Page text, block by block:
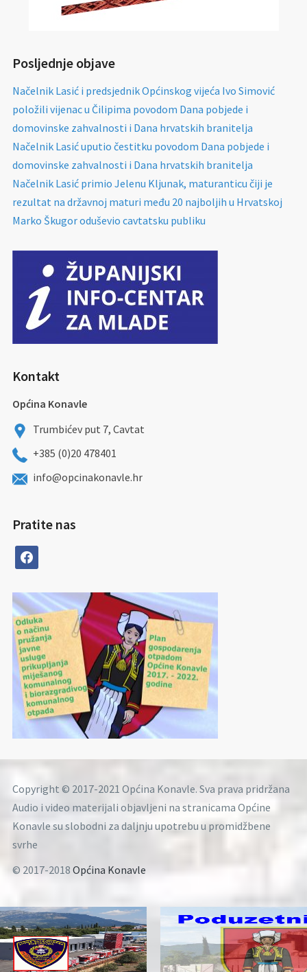
Posljednje objave
Načelnik Lasić i predsjednik Općinskog vijeća Ivo Simović
položili vijenac u Čilipima povodom Dana pobjede i
domovinske zahvalnosti i Dana hrvatskih branitelja
Načelnik Lasić uputio čestitku povodom Dana pobjede i
domovinske zahvalnosti i Dana hrvatskih branitelja
Načelnik Lasić primio Jelenu Kljunak, maturanticu čiji je
rezultat na državnoj maturi među 20 najboljih u Hrvatskoj
Marko Škugor oduševio cavtatsku publiku
Kontakt
Općina Konavle
Trumbićev put 7, Cavtat
+385 (0)20 478401
info@opcinakonavle.hr
Pratite nas
facebook
Copyright © 2017-2021 Općina Konavle. Sva prava pridržana
Audio i video materijali objavljeni na stranicama Općine
Konavle su slobodni za daljnju upotrebu u promidžbene
svrhe
© 2017-2018 Općina Konavle